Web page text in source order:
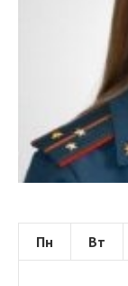
Пн
Вт